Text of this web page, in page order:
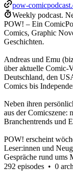
pow-
Weekly podcast.
POW! – Ein
Comics, Graphic
Geschichten.
Andreas und Emu
über aktuelle Comic-
Deutschland, den
Comics bis
Neben ihren
aus der Comicszene:
Branchentrends und
POW! erscheint
Leser:innen und
Gespräche rund ums
292 episodes • 0